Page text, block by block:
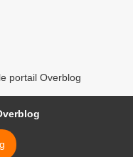
portail Overblog